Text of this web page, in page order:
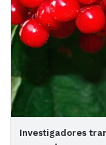
Investigadores